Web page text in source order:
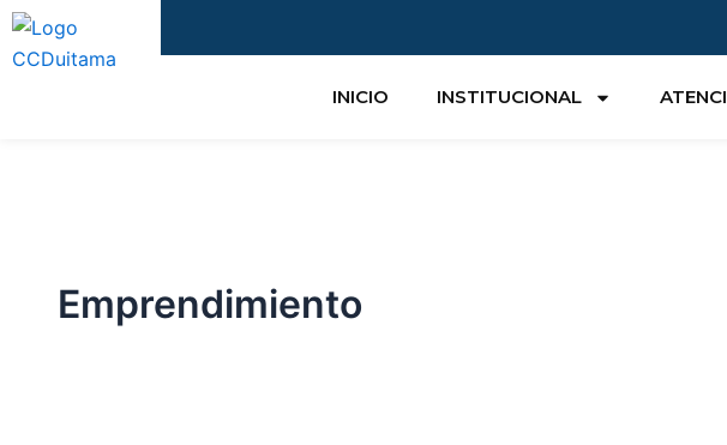
INICIO INSTITUCIONAL
Emprendimiento
por: